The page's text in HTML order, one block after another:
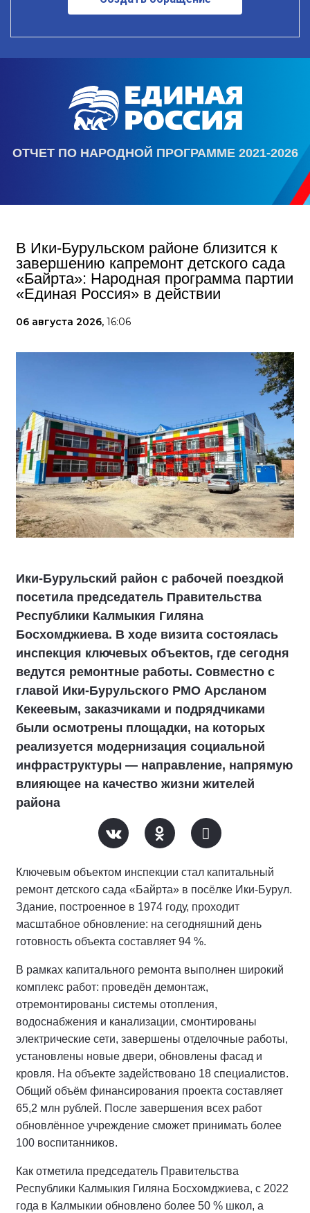
ОТЧЕТ ПО НАРОДНОЙ ПРОГРАММЕ 2021-2026
В Ики‑Бурульском районе близится к
завершению капремонт детского сада
«Байрта»: Народная программа партии
«Единая Россия» в действии
06 августа 2026, 16:06
Ики‑Бурульский район с рабочей поездкой
посетила председатель Правительства
Республики Калмыкия Гиляна
Босхомджиева. В ходе визита состоялась
инспекция ключевых объектов, где сегодня
ведутся ремонтные работы. Совместно с
главой Ики‑Бурульского РМО Арсланом
Кекеевым, заказчиками и подрядчиками
были осмотрены площадки, на которых
реализуется модернизация социальной
инфраструктуры — направление, напрямую
влияющее на качество жизни жителей
района
Ключевым объектом инспекции стал капитальный
ремонт детского сада «Байрта» в посёлке Ики‑Бурул.
Здание, построенное в 1974 году, проходит
масштабное обновление: на сегодняшний день
готовность объекта составляет 94 %.
В рамках капитального ремонта выполнен широкий
комплекс работ: проведён демонтаж,
отремонтированы системы отопления,
водоснабжения и канализации, смонтированы
электрические сети, завершены отделочные работы,
установлены новые двери, обновлены фасад и
кровля. На объекте задействовано 18 специалистов.
Общий объём финансирования проекта составляет
65,2 млн рублей. После завершения всех работ
обновлённое учреждение сможет принимать более
100 воспитанников.
Как отметила председатель Правительства
Республики Калмыкия Гиляна Босхомджиева, с 2022
года в Калмыкии обновлено более 50 % школ, а